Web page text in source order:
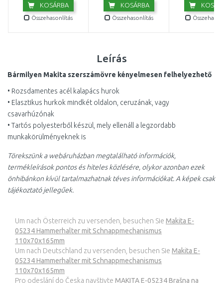
KOSÁRBA
Összehasonlítás
KOSÁRBA
Összehasonlítás
Leírás
Bármilyen Makita szerszámövre kényelmesen felhelyezhető
• Rozsdamentes acél kalapács hurok
• Elasztikus hurkok mindkét oldalon, ceruzának, vagy
csavarhúzónak
• Tartós polyesterből készül, mely ellenáll a legzordabb
munkakörülményeknek is
Törekszünk a webáruházban megtalálható információk,
termékleírások pontos és hiteles közlésére, olykor azonban ezek
önhibánkon kívül tartalmazhatnak téves információkat. A képek csak
tájékoztató jellegűek.
Um nach Österreich zu versenden, besuchen Sie Makita E-
05234 Hammerhalter mit Schnappmechanismus
110x70x165mm
Um nach Deutschland zu versenden, besuchen Sie Makita E-
05234 Hammerhalter mit Schnappmechanismus
110x70x165mm
Pro odeslání do Česka navštivte MAKITA E-05234 Brašna na